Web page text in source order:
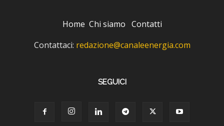
Home Chi siamo Contatti
Contattaci: redazione@canaleenergia.com
SEGUICI